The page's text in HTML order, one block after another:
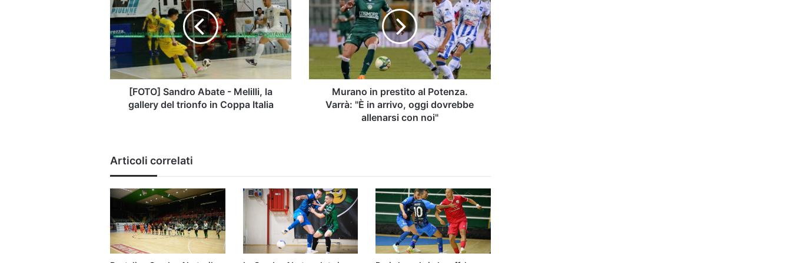
Abate
-
Melilli,
la
gallery
del
trionfo
Coppa
[FOTO] Sandro Abate - Melilli, la
gallery del trionfo in Coppa Italia
prestito
al
Potenza.
Varrà:
arrivo,
dovrebbe
Murano in prestito al Potenza.
Varrà: "È in arrivo, oggi dovrebbe
allenarsi con noi"
Articoli correlati